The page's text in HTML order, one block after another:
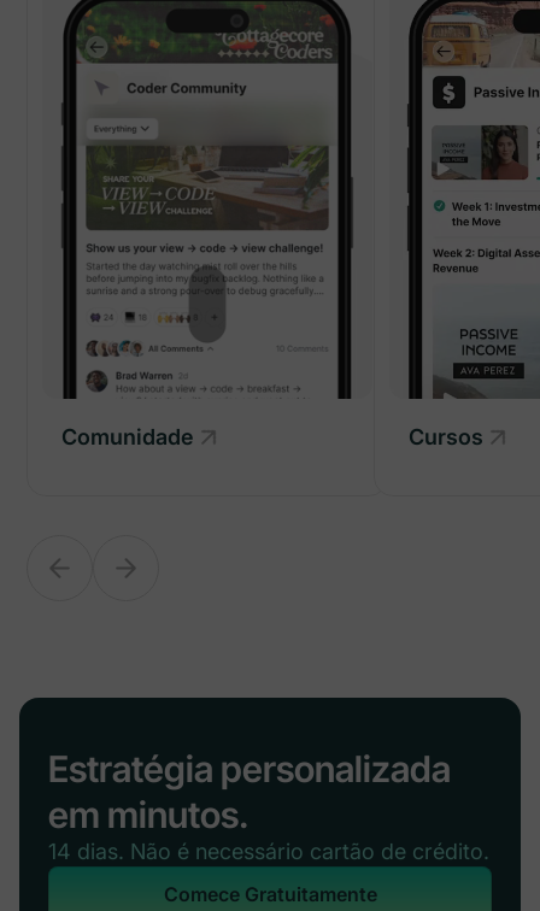
Comunidade
Comunidade Cursos
Estratégia personalizada
em minutos.
14 dias. Não é necessário cartão de crédito.
Comece Gratuitamente